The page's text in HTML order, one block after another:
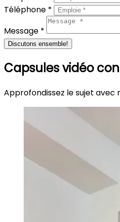
Téléphone *
Message *
Discutons ensemble!
Capsules vidéo
Approfondissez le sujet avec